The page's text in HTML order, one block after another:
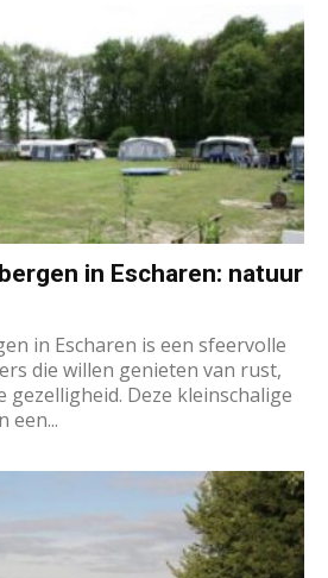
in Escharen: natuur
in Escharen is een sfeervolle
die willen genieten van rust,
Deze kleinschalige
een...